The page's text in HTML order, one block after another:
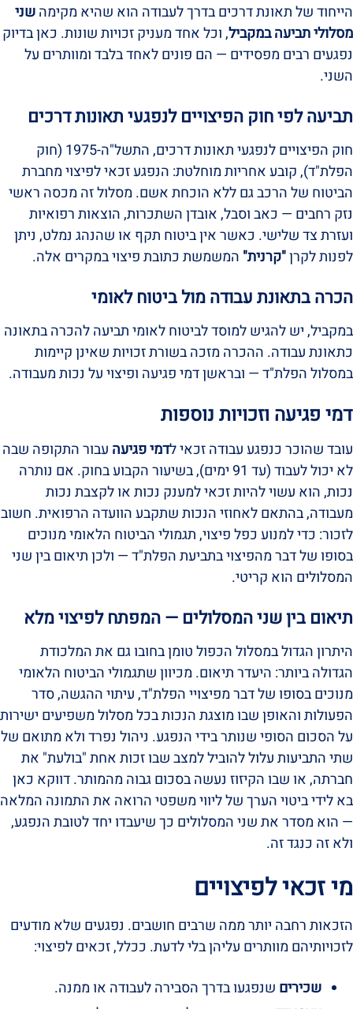
הייחוד של תאונת דרכים בדרך לעבודה הוא שהיא מקימהשני
מסלולי תביעה במקביל, וכל אחד מעניק זכויות שונות. כאן בדיוק
נפגעים רבים מפסידים — הם פונים לאחד בלבד ומוותרים על
השני.
תביעה לפי חוק הפיצויים לנפגעי תאונות דרכים
חוק הפיצויים לנפגעי תאונות דרכים, התשל"ה-1975 (חוק
הפלת"ד), קובע אחריות מוחלטת: הנפגע זכאי לפיצוי מחברת
הביטוח של הרכב גם ללא הוכחת אשם. מסלול זה מכסה ראשי
נזק רחבים — כאב וסבל, אובדן השתכרות, הוצאות רפואיות
ועזרת צד שלישי. כאשר אין ביטוח תקף או שהנהג נמלט, ניתן
לפנות לקרן"קרנית" המשמשת כתובת פיצוי במקרים אלה.
הכרה בתאונת עבודה מול ביטוח לאומי
במקביל, יש להגיש למוסד לביטוח לאומי תביעה להכרה בתאונה
כתאונת עבודה. ההכרה מזכה בשורת זכויות שאינן קיימות
במסלול הפלת"ד — ובראשן דמי פגיעה ופיצוי על נכות מעבודה.
דמי פגיעה וזכויות נוספות
עובד שהוכר כנפגע עבודה זכאי לדמי פגיעה עבור התקופה שבה
לא יכול לעבוד (עד 91 ימים), בשיעור הקבוע בחוק. אם נותרה
נכות, הוא עשוי להיות זכאי למענק נכות או לקצבת נכות
מעבודה, בהתאם לאחוזי הנכות שתקבע הוועדה הרפואית. חשוב
לזכור: כדי למנוע כפל פיצוי, תגמולי הביטוח הלאומי מנוכים
בסופו של דבר מהפיצוי בתביעת הפלת"ד — ולכן תיאום בין שני
המסלולים הוא קריטי.
תיאום בין שני המסלולים — המפתח לפיצוי מלא
היתרון הגדול במסלול הכפול טומן בחובו גם את המלכודת
הגדולה ביותר: היעדר תיאום. מכיוון שתגמולי הביטוח הלאומי
מנוכים בסופו של דבר מפיצויי הפלת"ד, עיתוי ההגשה, סדר
הפעולות והאופן שבו מוצגת הנכות בכל מסלול משפיעים ישירות
על הסכום הסופי שנותר בידי הנפגע. ניהול נפרד ולא מתואם של
שתי התביעות עלול להוביל למצב שבו זכות אחת "בולעת" את
חברתה, או שבו הקיזוז נעשה בסכום גבוה מהמותר. דווקא כאן
בא לידי ביטוי הערך של ליווי משפטי הרואה את התמונה המלאה
— הוא מסדר את שני המסלולים כך שיעבדו יחד לטובת הנפגע,
ולא זה כנגד זה.
מי זכאי לפיצויים
הזכאות רחבה יותר ממה שרבים חושבים. נפגעים שלא מודעים
לזכויותיהם מוותרים עליהן בלי לדעת. ככלל, זכאים לפיצוי:
שכירים שנפגעו בדרך הסבירה לעבודה או ממנה.